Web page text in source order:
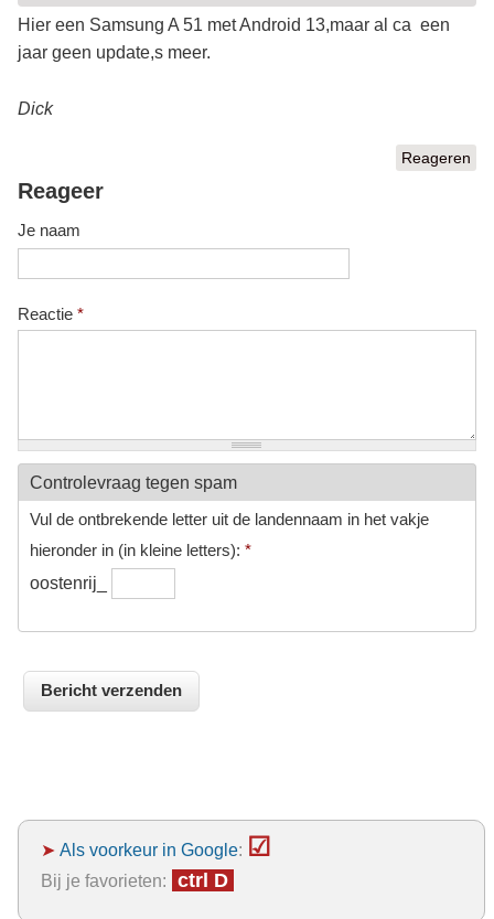
Hier een Samsung A 51 met Android 13,maar al ca een
jaar geen update,s meer.
Dick
Reageren
Reageer
Je naam
Reactie *
Controlevraag tegen spam
Vul de ontbrekende letter uit de landennaam in het vakje
hieronder in (in kleine letters): *
oostenrij_
➤ Als voorkeur in Google: ☑
Bij je favorieten: ctrl D